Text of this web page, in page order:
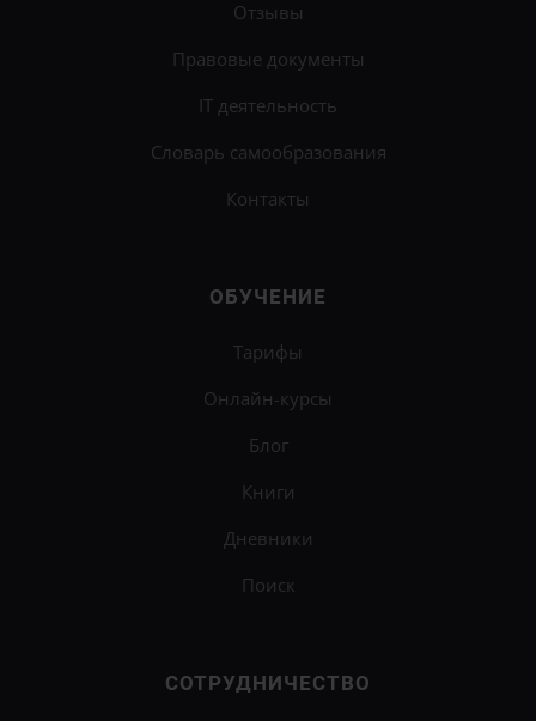
Отзывы
Правовые документы
IT деятельность
Словарь самообразования
Контакты
ОБУЧЕНИЕ
Тарифы
Онлайн-курсы
Блог
Книги
Дневники
Поиск
СОТРУДНИЧЕСТВО